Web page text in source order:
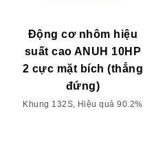
Động cơ nhôm hiệu
suất cao ANUH 10HP
2 cực mặt bích (thẳng
đứng)
Khung 132S, Hiệu quả 90.2%